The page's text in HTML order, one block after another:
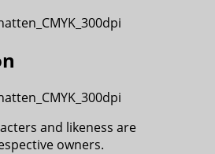
and likeness are
owners.